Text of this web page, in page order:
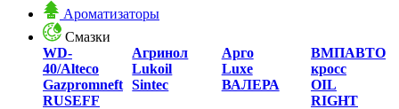
Ароматизаторы
Смазки
WD-
40/Alteco
Gazpromneft
RUSEFF
Агринол
Lukoil
Sintec
Арго
Luxe
ВАЛЕРА
ВМПАВТО
кросс
OIL
RIGHT